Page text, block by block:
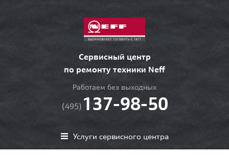
Сервисный центр
по ремонту техники Neff
Работаем без выходных
(495) 137-98-50
Услуги сервисного центра